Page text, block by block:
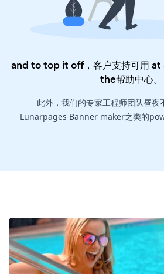
and to top it off，客户支持可用
the帮助中心。
此外，我们的专家工程师团队昼夜
Lunarpages Banner maker之类的